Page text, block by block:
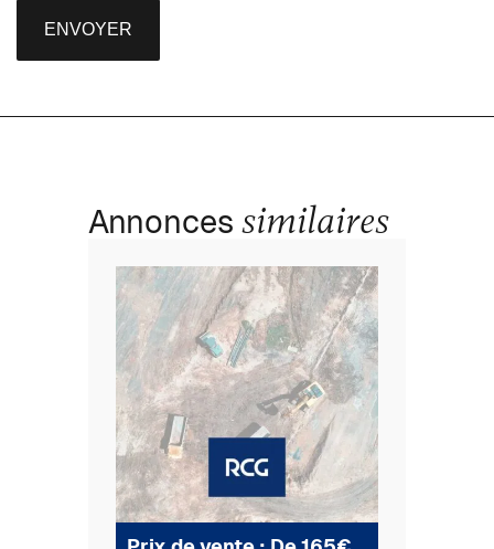
ENVOYER
Annonces similaires